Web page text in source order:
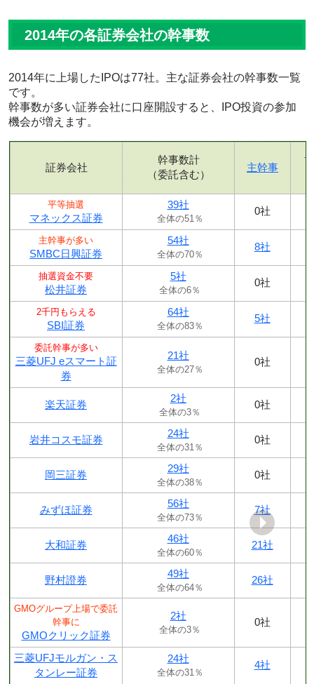
2014年の各証券会社の幹事数
2014年に上場したIPOは77社。主な証券会社の幹事数一覧
です。
幹事数が多い証券会社に口座開設すると、IPO投資の参加
機会が増えます。
証券会社
幹事数計
（委託含む）
主幹事
平等抽選
マネックス証券
39社
全体の51％
0社
主幹事が多い
SMBC日興証券
54社
全体の70％
8社
抽選資金不要
松井証券
5社
全体の6％
0社
2千円もらえる
SBI証券
64社
全体の83％
5社
委託幹事が多い
三菱UFJ eスマート証
券
21社
全体の27％
0社
楽天証券
2社
全体の3％
0社
岩井コスモ証券
24社
全体の31％
0社
岡三証券
29社
全体の38％
0社
みずほ証券
56社
全体の73％
7社
大和証券
46社
全体の60％
21社
野村證券
49社
全体の64％
26社
GMOグループ上場で委託
幹事に
GMOクリック証券
2社
全体の3％
0社
三菱UFJモルガン・ス
タンレー証券
24社
全体の31％
4社